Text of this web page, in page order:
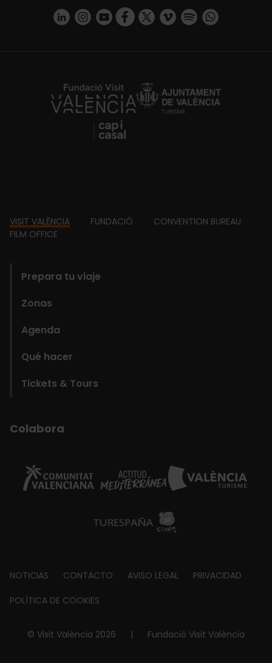
https://www.linkedin.com/company/turismo-valencia/mycompany/
https://www.instagram.com/visit_valencia/
https://www.youtube.com/user/
https://www.facebook.com/
https://twitter.com/
https://vimeo.com/
https://https://api.whatsapp.com/
https://fundacion.visitvalencia.com/
Footer
VISIT VALÈNCIA FUNDACIÓ
CONVENTION BUREAU
FILM OFFICE
Prepara tu viaje
Zonas
Agenda
Qué hacer
Tickets & Tours
Colabora
Footer
about
NOTICIAS CONTACTO AVISO LEGAL PRIVACIDAD
POLÍTICA DE COOKIES
© Visit València 2026 | Fundació Visit València